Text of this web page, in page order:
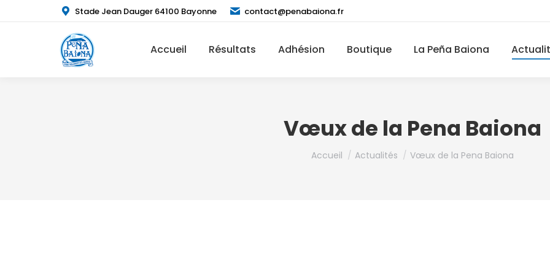
Stade Jean Dauger 64100 Bayonne contact@penabaiona.fr
Accueil Résultats Adhésion Boutique La Peña Baiona
Vœux de la Pena Baiona
Vous êtes ici :
Accueil Actualités Vœux de la Pena Baiona